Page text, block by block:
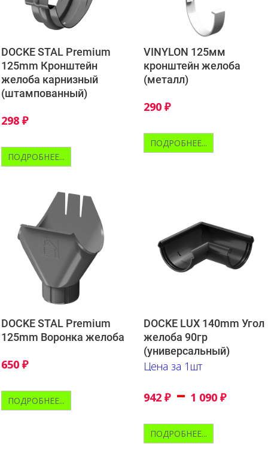
DOCKE STAL Premium
125mm Кронштейн
желоба карнизный
(штампованный)
298 ₽
ПОДРОБНЕЕ...
VINYLON 125мм
кронштейн желоба
(металл)
290 ₽
ПОДРОБНЕЕ...
DOCKE STAL Premium
125mm Воронка желоба
650 ₽
ПОДРОБНЕЕ...
DOCKE LUX 140mm Угол
желоба 90гр
(универсальный)
Цена за 1шт
942 ₽ – 1 090 ₽
ПОДРОБНЕЕ...